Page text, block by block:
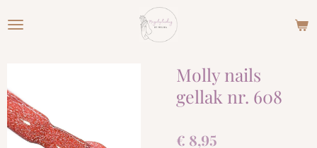
direct
Molly nails
gellak nr. 608
€ 8,95